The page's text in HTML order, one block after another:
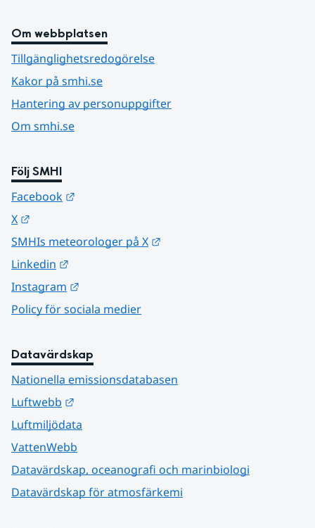
Om webbplatsen
Tillgänglighetsredogörelse
Kakor på smhi.se
Hantering av personuppgifter
Om smhi.se
Följ SMHI
Facebook
X
SMHIs meteorologer på X
Linkedin
Instagram
Policy för sociala medier
Datavärdskap
Nationella emissionsdatabasen
Luftwebb
Luftmiljödata
VattenWebb
Datavärdskap, oceanografi och marinbiologi
Datavärdskap för atmosfärkemi